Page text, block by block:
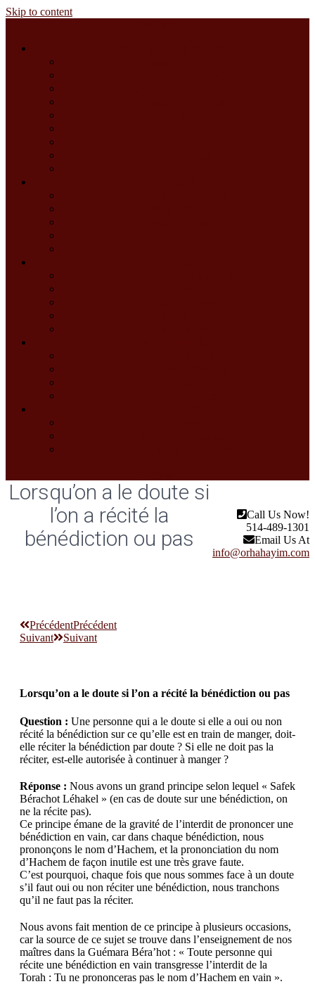
Skip to content
Call Us Now!
514-489-1301
Email Us At
info@orhahayim.com
Lorsqu’on a le doute si
l’on a récité la
bénédiction ou pas
PrécédentPrécédent
Suivant
Suivant
Lorsqu’on a le doute si l’on a récité la bénédiction ou pas
Question : Une personne qui a le doute si elle a oui ou non
récité la bénédiction sur ce qu’elle est en train de manger, doit-
elle réciter la bénédiction par doute ? Si elle ne doit pas la
réciter, est-elle autorisée à continuer à manger ?
Réponse : Nous avons un grand principe selon lequel « Safek
Bérachot Léhakel » (en cas de doute sur une bénédiction, on
ne la récite pas).
Ce principe émane de la gravité de l’interdit de prononcer une
bénédiction en vain, car dans chaque bénédiction, nous
prononçons le nom d’Hachem, et la prononciation du nom
d’Hachem de façon inutile est une très grave faute.
C’est pourquoi, chaque fois que nous sommes face à un doute
s’il faut oui ou non réciter une bénédiction, nous tranchons
qu’il ne faut pas la réciter.
Nous avons fait mention de ce principe à plusieurs occasions,
car la source de ce sujet se trouve dans l’enseignement de nos
maîtres dans la Guémara Béra’hot : « Toute personne qui
récite une bénédiction en vain transgresse l’interdit de la
Torah : Tu ne prononceras pas le nom d’Hachem en vain ».